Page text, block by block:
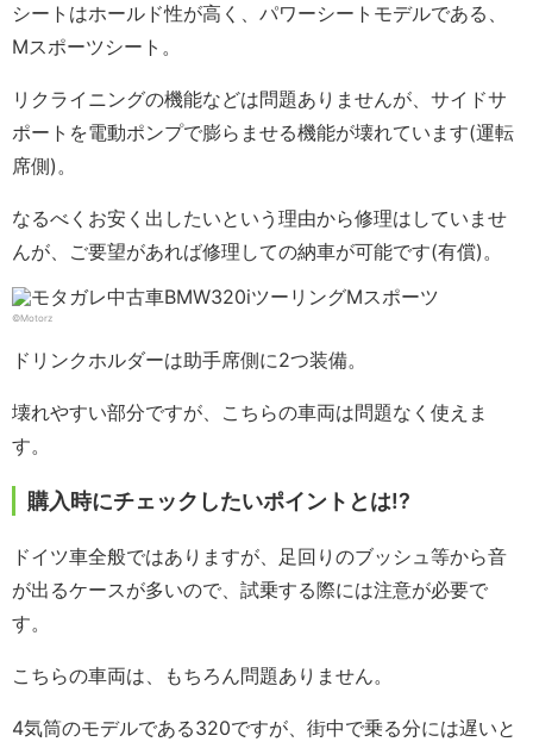
シートはホールド性が高く、パワーシートモデルである、
Mスポーツシート。
リクライニングの機能などは問題ありませんが、サイドサ
ポートを電動ポンプで膨らませる機能が壊れています(運転
席側)。
なるべくお安く出したいという理由から修理はしていませ
んが、ご要望があれば修理しての納車が可能です(有償)。
©Motorz
ドリンクホルダーは助手席側に2つ装備。
壊れやすい部分ですが、こちらの車両は問題なく使えま
す。
購入時にチェックしたいポイントとは!?
ドイツ車全般ではありますが、足回りのブッシュ等から音
が出るケースが多いので、試乗する際には注意が必要で
す。
こちらの車両は、もちろん問題ありません。
4気筒のモデルである320ですが、街中で乗る分には遅いと